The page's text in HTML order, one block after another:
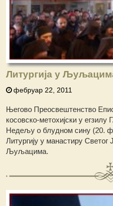
Литургија у
фебруар 22, 2011
Његово Преосвештенство
косовско-метохијски у егзилу
Недељу о блудном сину (20.
Литургију у манастиру
Љуљацима.